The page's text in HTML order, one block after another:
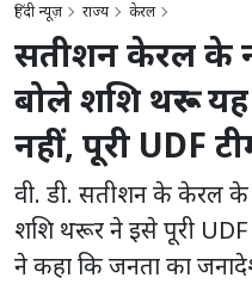
हिंदी न्यूज़ राज्य केरल
सतीशन केरल के
बोले शशि थरूर-
नहीं, पूरी UDF
वी. डी. सतीशन के केरल के
शशि थरूर ने इसे पूरी
ने कहा कि जनता का